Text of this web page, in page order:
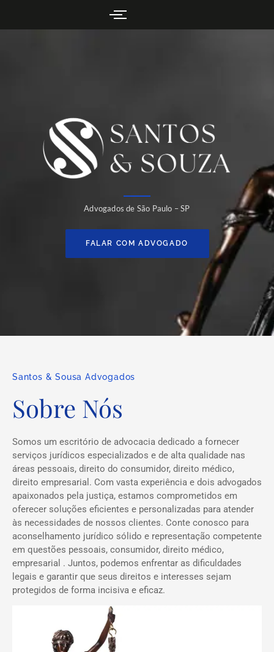
Advogados de São Paulo – SP
FALAR COM ADVOGADO
Santos & Sousa Advogados
Sobre Nós
Somos um escritório de advocacia dedicado a fornecer
serviços jurídicos especializados e de alta qualidade nas
áreas pessoais, direito do consumidor, direito médico,
direito empresarial. Com vasta experiência e dois advogados
apaixonados pela justiça, estamos comprometidos em
oferecer soluções eficientes e personalizadas para atender
às necessidades de nossos clientes. Conte conosco para
aconselhamento jurídico sólido e representação competente
em questões pessoais, consumidor, direito médico,
empresarial . Juntos, podemos enfrentar as dificuldades
legais e garantir que seus direitos e interesses sejam
protegidos de forma incisiva e eficaz.